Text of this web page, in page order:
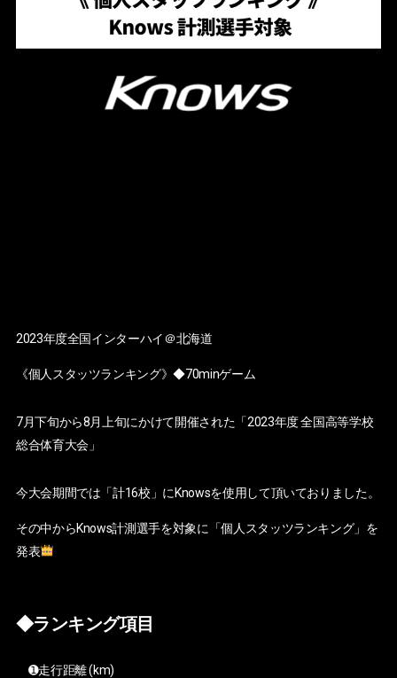
2023年度全国インターハイ＠北海道
《個人スタッツランキング》◆70minゲーム
7月下旬から8月上旬にかけて開催された「2023年度 全国高等学校
総合体育大会」
今大会期間では「計16校」にKnowsを使用して頂いておりました。
その中からKnows計測選手を対象に「個人スタッツランキング」を
発表
◆ランキング項目
➊走行距離 (km)